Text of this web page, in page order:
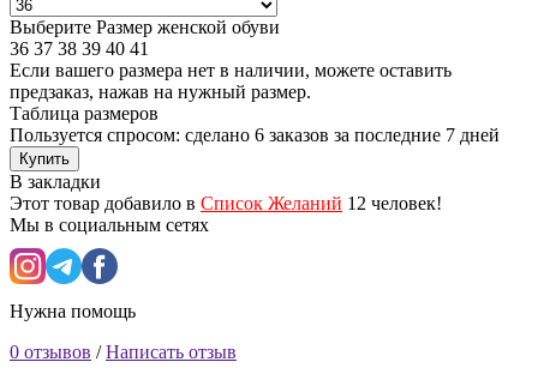
Выберите Размер женской обуви
36 37 38 39 40 41
Если вашего размера нет в наличии, можете оставить
предзаказ, нажав на нужный размер.
Таблица размеров
Пользуется спросом: сделано 6 заказов за последние 7 дней
Купить
В закладки
Этот товар добавило в Список Желаний 12 человек!
Мы в социальным сетях
Нужна помощь
0 отзывов /Написать отзыв